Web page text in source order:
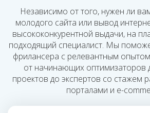
Независимо от того, нужен ли
молодого сайта или вывод
высококонкурентной выдачи, на
подходящий специалист. Мы
фрилансера с релевантным
от начинающих оптимизаторов
проектов до экспертов со стажем
порталами и e-